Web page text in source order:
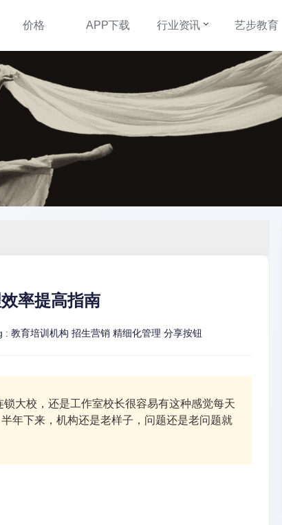
价格 APP下载 行业资讯 艺步教育
率提高指南
: 教育培训机构 招生营销 精细化管理 分享按钮
大校，还是工作室校长很容易有这种感觉每天
年下来，机构还是老样子，问题还是老问题就